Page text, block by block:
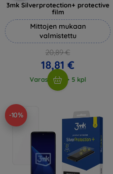
3mk Silverprotection+ protective
film
Mittojen mukaan
valmistettu
20,89 €
18,81 €
Varastossa > 5 kpl
-10%